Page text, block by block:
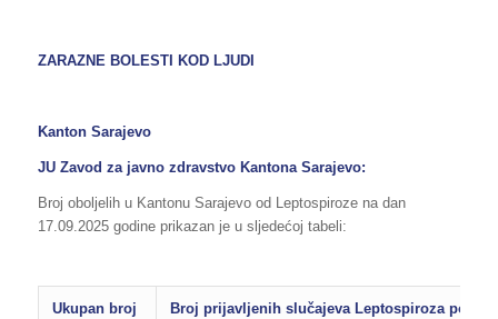
ZARAZNE BOLESTI KOD LJUDI
Kanton Sarajevo
JU Zavod za javno zdravstvo Kantona Sarajevo:
Broj oboljelih u Kantonu Sarajevo od Leptospiroze na dan
17.09.2025 godine prikazan je u sljedećoj tabeli:
Ukupan broj
Broj prijavljenih slučajeva Leptospiroza po